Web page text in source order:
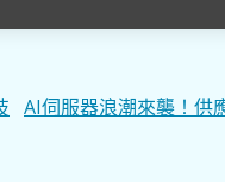
AI伺服器浪潮來襲！供